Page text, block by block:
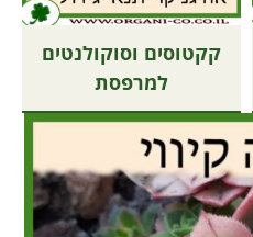
קקטוסים וסוקולנטים
למרפסת